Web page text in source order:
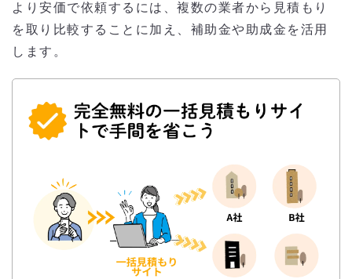
より安価で依頼するには、複数の業者から見積もり
を取り比較することに加え、補助金や助成金を活用
します。